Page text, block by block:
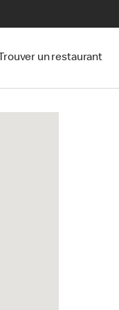
Trouver un restaurant